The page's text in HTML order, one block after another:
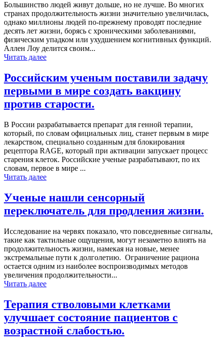
Большинство людей живут дольше, но не лучше. Во многих
странах продолжительность жизни значительно увеличилась,
однако миллионы людей по-прежнему проводят последние
десять лет жизни, борясь с хроническими заболеваниями,
физическим упадком или ухудшением когнитивных функций.
Аллен Лоу делится своим...
Читать далее
Российским ученым поставили задачу
первыми в мире создать вакцину
против старости.
В России разрабатывается препарат для генной терапии,
который, по словам официальных лиц, станет первым в мире
лекарством, специально созданным для блокирования
рецептора RAGE, который при активации запускает процесс
старения клеток. Российские ученые разрабатывают, по их
словам, первое в мире ...
Читать далее
Ученые нашли сенсорный
переключатель для продления жизни.
Исследование на червях показало, что повседневные сигналы,
такие как тактильные ощущения, могут незаметно влиять на
продолжительность жизни, намекая на новые, менее
экстремальные пути к долголетию. Ограничение рациона
остается одним из наиболее воспроизводимых методов
увеличения продолжительности...
Читать далее
Терапия стволовыми клетками
улучшает состояние пациентов с
возрастной слабостью.